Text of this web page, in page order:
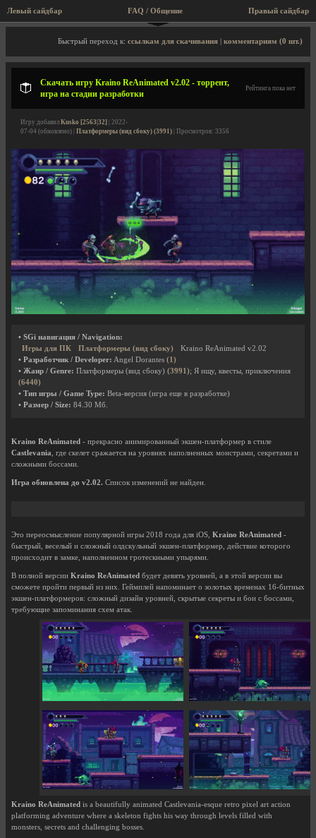
Левый сайдбар Правый сайдбар
FAQ / Общение
Описание игры, торрент, скриншоты, видео
Быстрый переход к: ссылкам для скачивания комментариям (0 шт.)
Скачать игру Kraino ReAnimated v2.02 - торрент,
игра на стадии разработки
Рейтинга пока нет
Игру добавил Kusko [2563|32] | 2022-
07-04 (обновлено) | Платформеры (вид сбоку) (3991) | Просмотров: 3356
• SGi навигация / Navigation:
Игры для ПК
Платформеры (вид сбоку)
Kraino ReAnimated v2.02
• Разработчик / Developer: Angel Dorantes (1)
• Жанр / Genre: Платформеры (вид сбоку) (3991); Я ищу, квесты, приключения
(6440)
• Тип игры / Game Type: Beta-версия (игра еще в разработке)
• Размер / Size: 84.30 Мб.
Kraino ReAnimated - прекрасно анимированный экшен-платформер в стиле
Castlevania , где скелет сражается на уровнях наполненных монстрами, секретами и
сложными боссами.
Игра обновлена до v2.02. Список изменений не найден.
Это переосмысление популярной игры 2018 года для iOS, Kraino ReAnimated -
быстрый, веселый и сложный олдскульный экшен-платформер, действие которого
происходит в замке, наполненном гротескными упырями.
В полной версии Kraino ReAnimated будет девять уровней, а в этой версии вы
сможете пройти первый из них. Геймплей напоминает о золотых временах 16-битных
экшен-платформеров: сложный дизайн уровней, скрытые секреты и бои с боссами,
требующие запоминания схем атак.
Kraino ReAnimated is a beautifully animated Castlevania-esque retro pixel art action
platforming adventure where a skeleton fights his way through levels filled with
monsters, secrets and challenging bosses.